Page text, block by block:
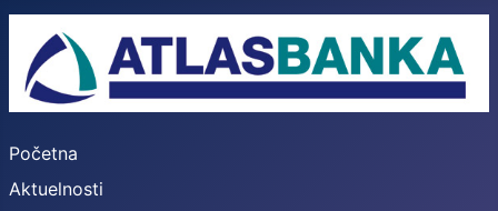
Početna
Aktuelnosti